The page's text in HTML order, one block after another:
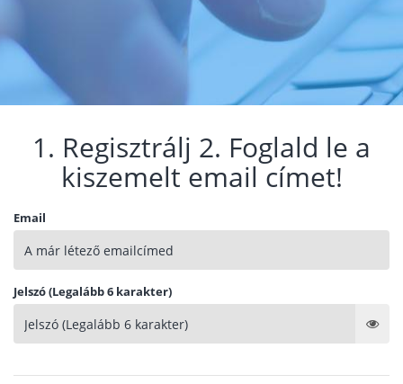
1. Regisztrálj 2. Foglald le a
kiszemelt email címet!
Email
Jelszó (Legalább 6 karakter)